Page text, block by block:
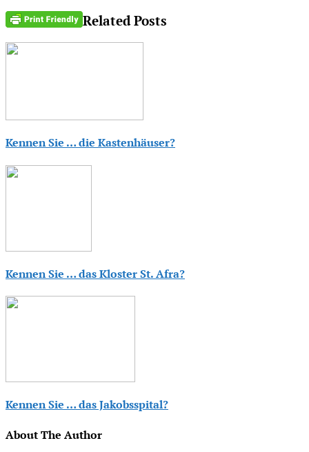
Related Posts
Kennen Sie … die Kastenhäuser?
Kennen Sie … das Kloster St. Afra?
Kennen Sie … das Jakobsspital?
About The Author